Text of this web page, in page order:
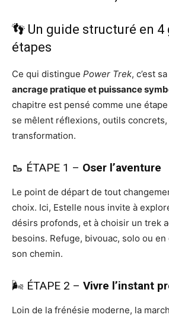
👣 Un guide structuré en 4
étapes
Ce qui distingue Power Trek, c’est
ancrage pratique et puissance
chapitre est pensé comme une
se mêlent réflexions, outils
transformation.
🥾 ÉTAPE 1 – Oser l’aventure
Le point de départ de tout
choix. Ici, Estelle nous invite à
désirs profonds, et à choisir un trek
besoins. Refuge, bivouac, solo ou
son chemin.
🌬️ ÉTAPE 2 – Vivre l’instant
Loin de la frénésie moderne, la